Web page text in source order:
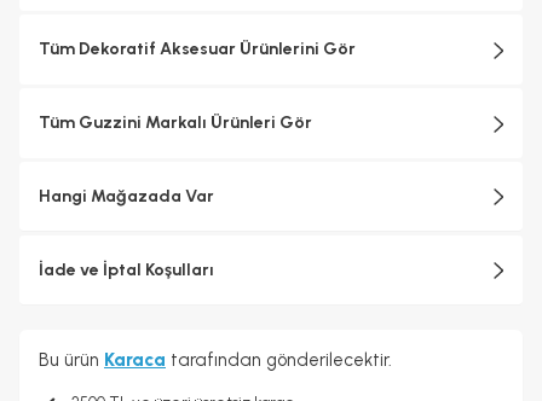
Ölçü: 22 cm x 8 cm x 33 cm
1912 yılında kurulan Guzzini, ev yaşamını renklendiren yaratıcı ev
tanınan Guzzini, İtalyan tasarımının eşsiz özelliklerini dünya
tasarım anlayışı, işlevselliği ve estetiği birleştirerek mükemmel
sonuçlar ortaya koyar. Her bir ürün, kullanıcıların yaşamlarını
Fratelli Guzzini, yeşil yeniliklere, kaynakların korunmasına ve
insanlara saygıya dayalı bir üretim yaklaşımıyla çevresel
sürdürülebilirlik üzerine kurulu uzun soluklu bir endüstriyel kültüre
Tüm Dekoratif Aksesuar Ürünlerini Gör
Tüm Guzzini Markalı Ürünleri Gör
Hangi Mağazada Var
İade ve İptal Koşulları
Bu ürün Karaca tarafından gönderilecektir.